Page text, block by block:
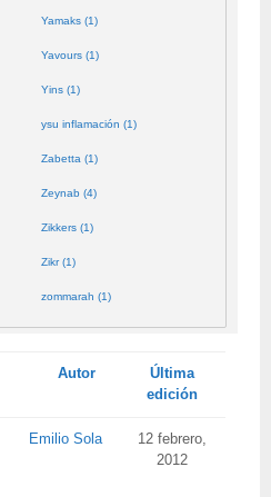
Yamaks (1)
Yavours (1)
Yins (1)
ysu inflamación (1)
Zabetta (1)
Zeynab (4)
Zikkers (1)
Zikr (1)
zommarah (1)
Autor
Última
edición
Emilio Sola
12 febrero,
2012